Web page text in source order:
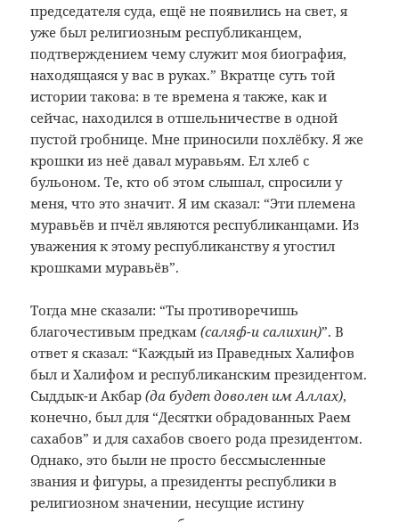
председателя суда, ещё не появились на свет, я
уже был религиозным республиканцем,
подтверждением чему служит моя биография,
находящаяся у вас в руках.” Вкратце суть той
истории такова: в те времена я также, как и
сейчас, находился в отшельничестве в одной
пустой гробнице. Мне приносили похлёбку. Я же
крошки из неё давал муравьям. Ел хлеб с
бульоном. Те, кто об этом слышал, спросили у
меня, что это значит. Я им сказал: “Эти племена
муравьёв и пчёл являются республиканцами. Из
уважения к этому республиканству я угостил
крошками муравьёв”.
Тогда мне сказали: “Ты противоречишь
благочестивым предкам(саляф-и салихин)”. В
ответ я сказал: “Каждый из Праведных Халифов
был и Халифом и республиканским президентом.
Сыддык-и Акбар(да будет доволен им Аллах),
конечно, был для “Десятки обрадованных Раем
сахабов” и для сахабов своего рода президентом.
Однако, это были не просто бессмысленные
звания и фигуры, а президенты республики в
религиозном значении, несущие истину